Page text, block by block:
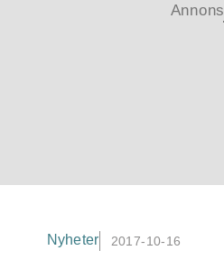
Annons
Nyheter 2017-10-16